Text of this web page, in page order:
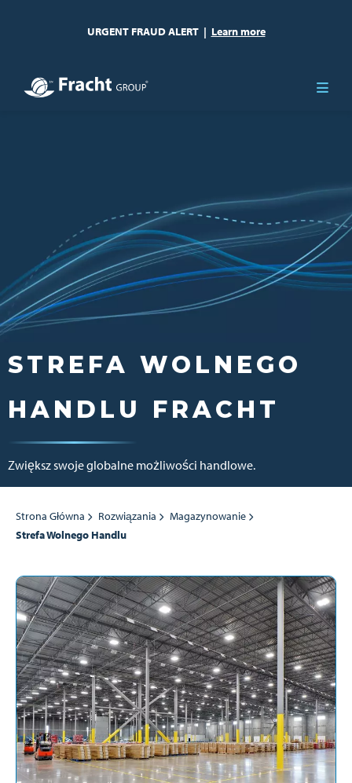
URGENT FRAUD ALERT | Learn more
STREFA WOLNEGO
HANDLU FRACHT
Zwiększ swoje globalne możliwości handlowe.
Strona Główna Rozwiązania
Magazynowanie
Strefa Wolnego Handlu